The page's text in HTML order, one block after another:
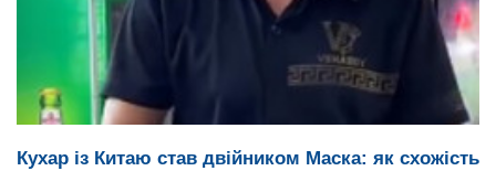
Кухар із Китаю став двійником Маска: як схожість